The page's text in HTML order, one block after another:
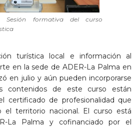
Sesión formativa del curso
turística local e información al
en la sede de ADER-La Palma en
en julio y aún pueden incorporarse
contenidos de este curso están
certificado de profesionalidad que
territorio nacional. El curso está
La Palma y cofinanciado por el